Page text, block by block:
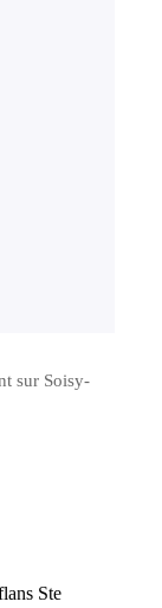
sur Soisy-
Ste